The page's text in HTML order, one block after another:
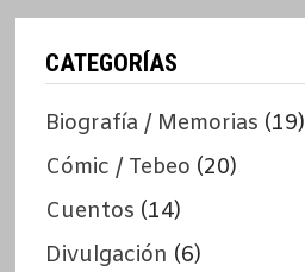
CATEGORÍAS
Biografía / Memorias (19)
Cómic / Tebeo (20)
Cuentos (14)
Divulgación (6)